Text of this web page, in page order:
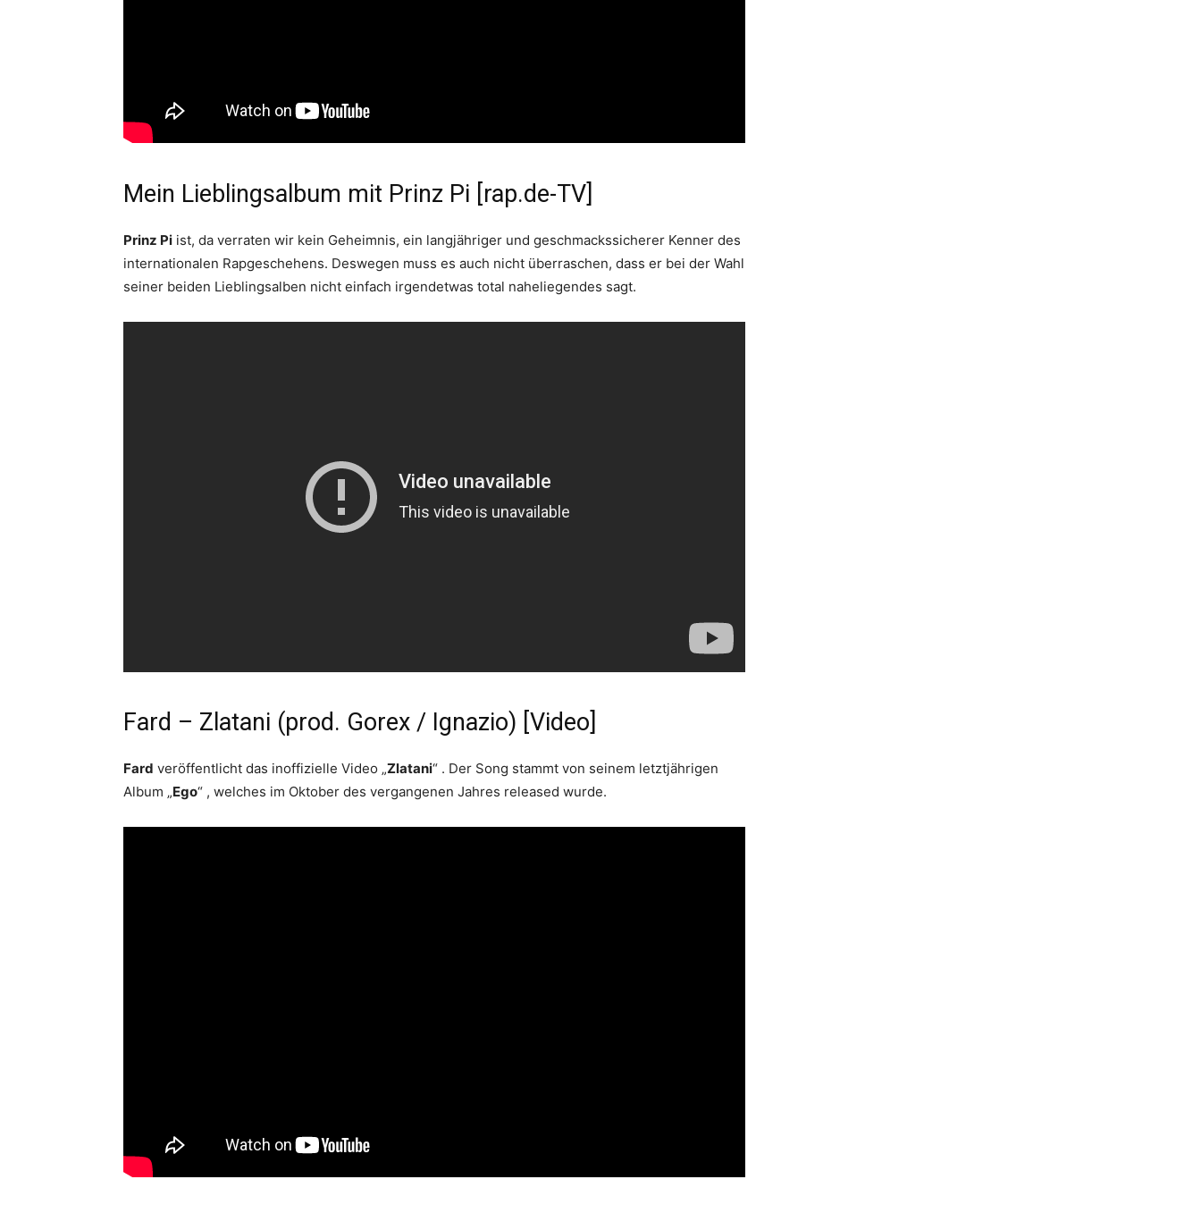
Mein Lieblingsalbum mit Prinz Pi [rap.de-TV]
Prinz Pi ist, da verraten wir kein Geheimnis, ein langjähriger und geschmackssicherer Kenner des
internationalen Rapgeschehens. Deswegen muss es auch nicht überraschen, dass er bei der Wahl
seiner beiden Lieblingsalben nicht einfach irgendetwas total naheliegendes sagt.
Fard – Zlatani (prod. Gorex / Ignazio) [Video]
Fard veröffentlicht das inoffizielle Video „Zlatani“ . Der Song stammt von seinem letztjährigen
Album „Ego“ , welches im Oktober des vergangenen Jahres released wurde.